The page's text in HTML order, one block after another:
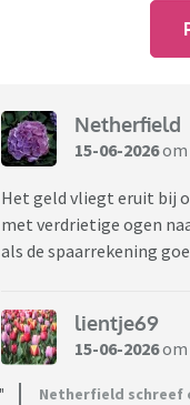
Netherfield
15-06-2026om
Het geld vliegt eruit bij
met verdrietige ogen
als de spaarrekening
lientje69
15-06-2026om
Netherfield schreef